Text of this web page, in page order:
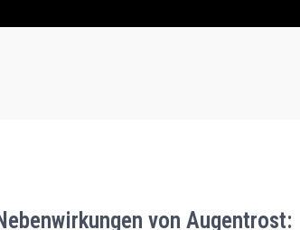
von Augentrost: